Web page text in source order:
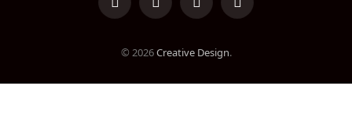
LinkedInFacebookInstagramTikTok
© 2026Creative Design.